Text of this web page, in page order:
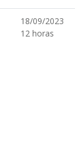
18/09/2023
12 horas